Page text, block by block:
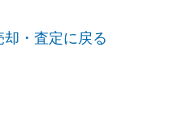
・査定に戻る